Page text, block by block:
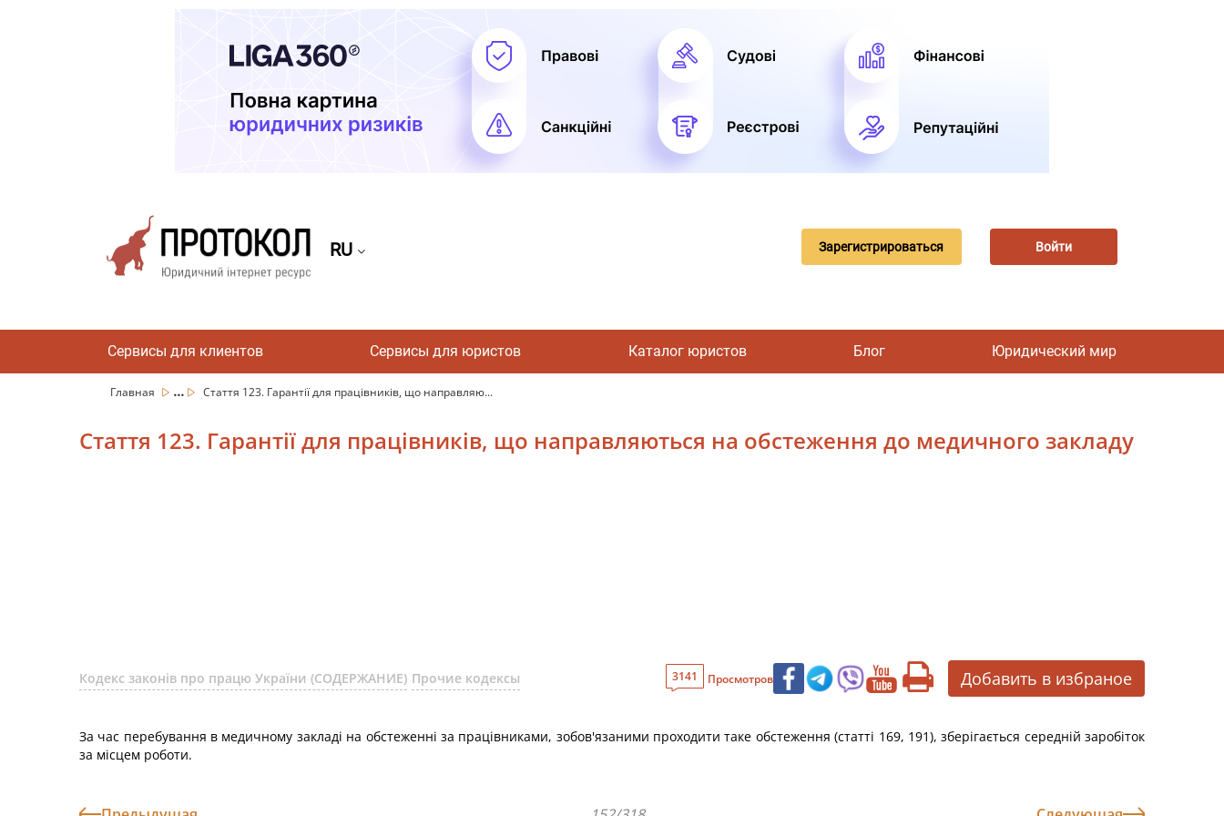
RU Зарегистрироваться Войти
Сервисы для клиентов Сервисы для юристов Каталог юристов Блог Юридический мир
Главная ... Стаття 123. Гарантії для працівників, що направляю...
Стаття 123. Гарантії для працівників, що направляються на обстеження до медичного закладу
Кодекс законів про працю України (СОДЕРЖАНИЕ) Прочие кодексы 3141 Просмотров Добавить в избраное
За час перебування в медичному закладі на обстеженні за працівниками, зобов'язаними проходити таке обстеження (статті 169, 191), зберігається середній заробіток
за місцем роботи.